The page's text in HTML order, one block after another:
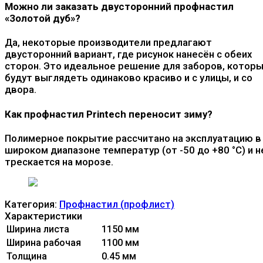
Можно ли заказать двусторонний профнастил
«Золотой дуб»?
Да, некоторые производители предлагают
двусторонний вариант, где рисунок нанесён с обеих
сторон. Это идеальное решение для заборов,
будут выглядеть одинаково красиво и с улицы, и со
двора.
Как профнастил Printech переносит зиму?
Полимерное покрытие рассчитано на эксплуатацию в
широком диапазоне температур (от -50 до +80 °C) и
трескается на морозе.
Категория: Профнастил (профлист)
Характеристики
Ширина листа
1150 мм
Ширина рабочая
1100 мм
Толщина
0.45 мм